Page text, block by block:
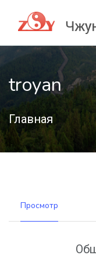
troyan
Главная
Просмотр